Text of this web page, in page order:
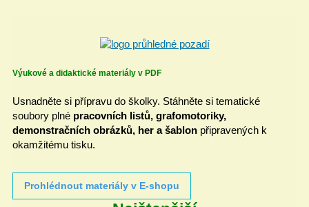
Výukové a didaktické materiály v PDF
Usnadněte si přípravu do školky. Stáhněte si tematické
soubory plné pracovních listů, grafomotoriky,
demonstračních obrázků, her a šablon připravených k
okamžitému tisku.
Prohlédnout materiály v E-shopu